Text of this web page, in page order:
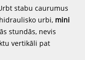
stabu caurumus
urbi, mini
stundās, nevis
vertikāli pat